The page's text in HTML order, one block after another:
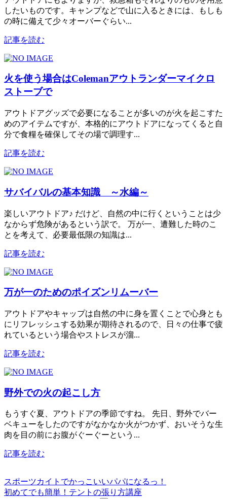
したいものです。キャンプなどで山に入るときには、もしも
の時に備えて少々オーバーぐらい...
記事を読む
火を使う場合はColemanアウトランダーマイクロ
ストーブで
アウトドアグッズで必要になることが多いのが火を起こすた
めのアイテムですが、本格的にアウトドアになってくると自
分で食糧を確保してその場で調理す...
記事を読む
サバイバルの基本知識 ～水編～
楽しいアウトドア♪ だけど、自然の中に行くということは少
なからず危険があるという訳で。 万が一、遭難した時のこ
とを考えて、必要最低限の知識は...
記事を読む
万が一のためのポイズンリムーバー
アウトドアやキャップは自然の中に身を置くことで心身とも
にリフレッシュする効果が期待されるので、日々の仕事で疲
れているという場合やストレスが溜...
記事を読む
野外での火の起こし方
もうすぐ夏、アウトドアの季節ですね。 先日、野外でバー
ベキューをしたのですがなかなか火がつかず、おいそうな生
肉を目の前にお腹がぐーぐーという...
記事を読む
スポーツカイトでかっこいいパパになるっ！
初めてでも簡単！テントの張り方講座